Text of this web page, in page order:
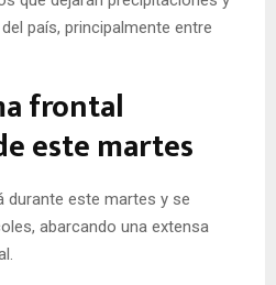
país, principalmente entre
frontal
este martes
durante este martes y se
abarcando una extensa